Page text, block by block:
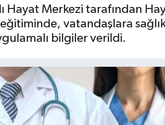
Hayat Merkezi tarafından
vatandaşlara
bilgiler verildi.